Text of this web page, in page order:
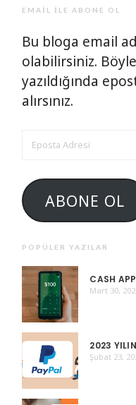
EMAIL ILE ABONE OL
Bu bloga email
olabilirsiniz.
yazıldığında
alırsınız.
ADRESI
ABONE OL
POPÜLER YAZILAR
CASH
Mart 30,
2023
Şubat 23,